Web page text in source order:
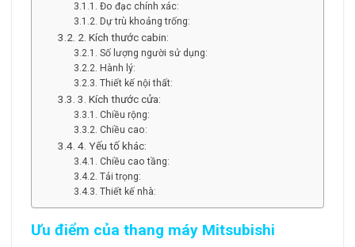
Đo đạc chính xác:
Dự trù khoảng trống:
2. Kích thước cabin:
Số lượng người sử dụng:
Hành lý:
Thiết kế nội thất:
3. Kích thước cửa:
Chiều rộng:
Chiều cao:
4. Yếu tố khác:
Chiều cao tầng:
Tải trọng:
Thiết kế nhà:
Ưu điểm của thang máy Mitsubishi